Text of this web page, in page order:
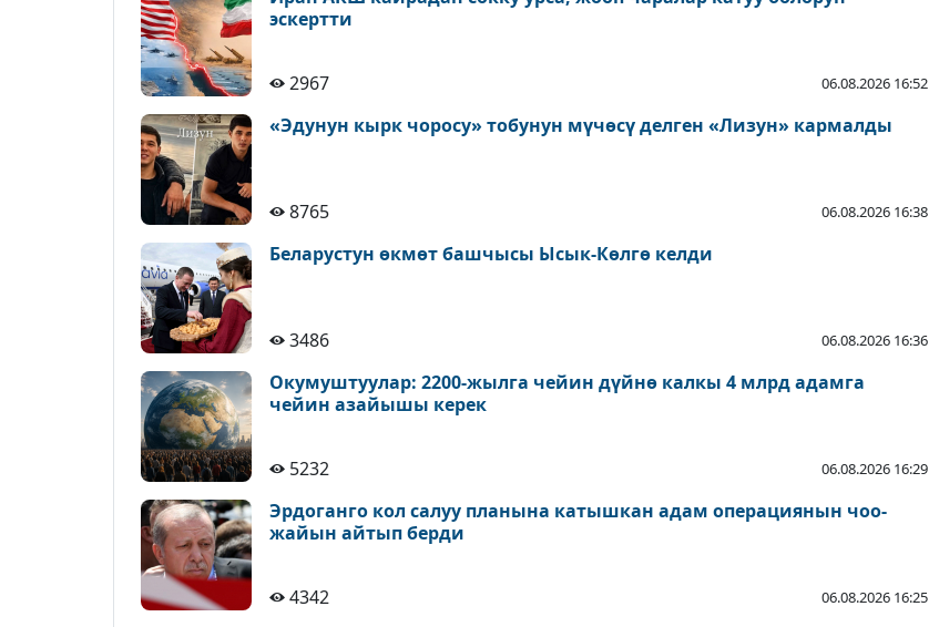
эскертти
2967 06.08.2026 16:52
«Эдунун кырк чоросу» тобунун мүчөсү делген «Лизун» кармалды
8765 06.08.2026 16:38
Беларустун өкмөт башчысы Ысык-Көлгө келди
3486 06.08.2026 16:36
Окумуштуулар: 2200-жылга чейин дүйнө калкы 4 млрд адамга
чейин азайышы керек
5232 06.08.2026 16:29
Эрдоганго кол салуу планына катышкан адам операциянын чоо-
жайын айтып берди
4342 06.08.2026 16:25